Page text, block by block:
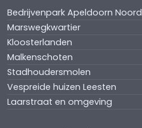
Bedrijvenpark Apeldoorn Noord
Marswegkwartier
Kloosterlanden
Malkenschoten
Stadhoudersmolen
Vespreide huizen Leesten
Laarstraat en omgeving